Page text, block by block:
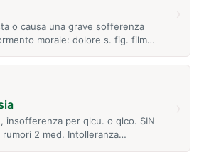
o causa una grave sofferenza
morale: dolore s. fig. film…
insofferenza per qlcu. o qlco. SIN
2 med. Intolleranza…